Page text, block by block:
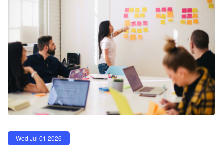
Wed Jul 01 2026